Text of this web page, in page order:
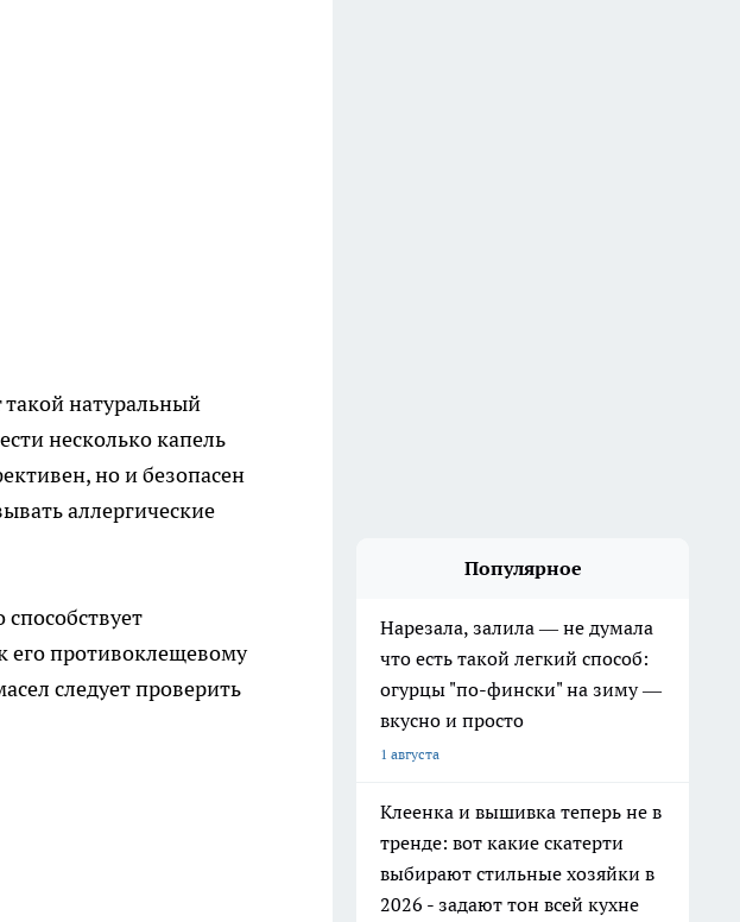
такой натуральный
несколько капель
но и безопасен
аллергические
его противоклещевому
следует проверить
Популярное
Нарезала, залила — не думала
что есть такой легкий способ:
огурцы "по-фински" на зиму —
вкусно и просто
1 августа
Клеенка и вышивка теперь не в
тренде: вот какие скатерти
выбирают стильные хозяйки в
2026 - задают тон всей кухне